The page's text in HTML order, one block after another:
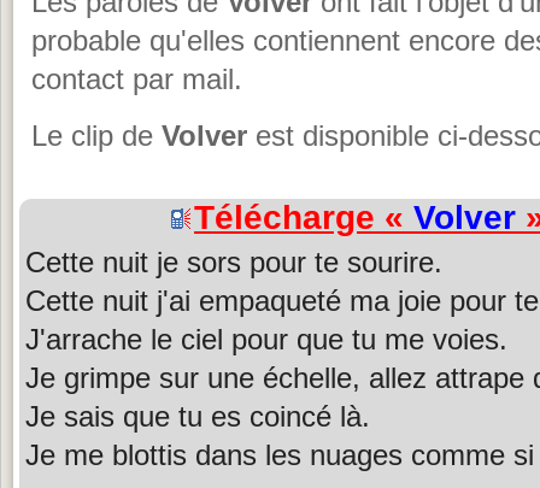
probable qu'elles contiennent encore
contact par mail.
Le clip de Volver est disponible ci-
Télécharge « Volver
Cette nuit je sors pour te sourire.
Cette nuit j'ai empaqueté ma joie pour
J'arrache le ciel pour que tu me voies.
Je grimpe sur une échelle, allez attrape
Je sais que tu es coincé là.
Je me blottis dans les nuages comme